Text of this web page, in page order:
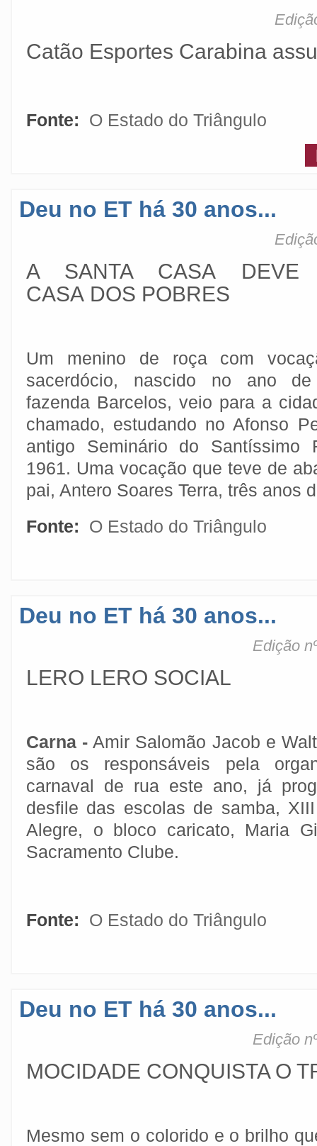
Catão Esportes Carabina
Fonte:
O Estado do Triângulo
Deu no ET há 30 anos...
A SANTA CASA
CASA DOS POBRES
Um menino de roça com
sacerdócio, nascido no ano
fazenda Barcelos, veio para a
chamado, estudando no Afonso
antigo Seminário do Santíssimo
1961. Uma vocação que teve de
pai, Antero Soares Terra, três anos
Fonte:
O Estado do Triângulo
Deu no ET há 30 anos...
Edição
LERO LERO SOCIAL
Carna - Amir Salomão Jacob e
são os responsáveis pela
carnaval de rua este ano, já
desfile das escolas de samba,
Alegre, o bloco caricato, Maria
Sacramento Clube.
Fonte: O Estado do Triângulo
Deu no ET há 30 anos...
Edição
MOCIDADE CONQUISTA O
Mesmo sem o colorido e o brilho